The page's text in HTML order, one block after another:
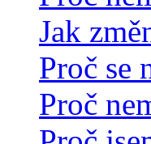
Jak
Proč se
Proč